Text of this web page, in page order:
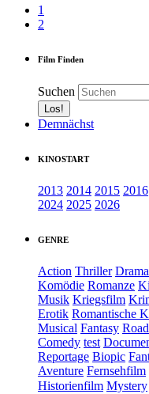
1
2
Film Finden
Suchen
Demnächst
KINOSTART
2013 2014 2015 2016
2024 2025 2026
GENRE
Action Thriller Drama
Komödie Romanze
Musik Kriegsfilm
Erotik Romantische
Musical Fantasy
Comedy test
Reportage Biopic
Aventure Fernsehfilm
Historienfilm Mystery